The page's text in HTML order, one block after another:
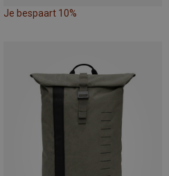
Je bespaart 10%